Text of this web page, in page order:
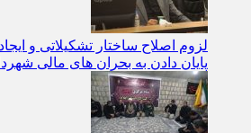
لزوم اصلاح ساختار تشکیلاتی و
پایان دادن به بحران‌ های مالی